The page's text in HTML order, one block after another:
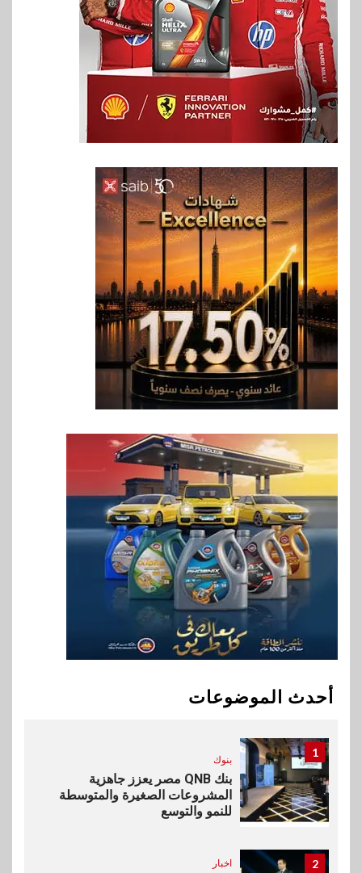
أحدث الموضوعات
6
سوق وصلة
vivo تشعل المنافسة في مصر
مع إطلاق Y500 المزود ببطارية
بسعة 8100 مللي أمبير
7
بنوك تأمين
نكست وكاف للتأمين يطلقان
تحالفًا استراتيجيًا لتقديم حلول
تأمينية متكاملة لعملاء البنك
رئيس مجلس القضاء الأعلى يوقّع
بروتوكول تعاون مع البريد لتقديم
خدمة الإعلان الإلكتروني المسجل
9 اخبار
RAKICT تعلن عن شراكة
استراتيجية مع MCS لإطلاق
محفظة التدريب الرسمية
لكاسبرسكي
بنوك
الجاري “ابدأ” اليومي
1
بنوك
بنك QNB مصر يعزز جاهزية
المشروعات الصغيرة والمتوسطة
للنمو والتوسع
2 اخبار